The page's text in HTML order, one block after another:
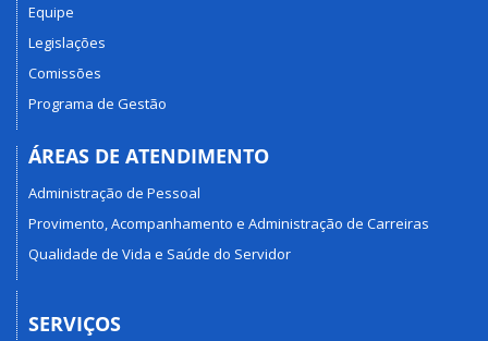
Equipe
Legislações
Comissões
Programa de Gestão
ÁREAS DE ATENDIMENTO
Administração de Pessoal
Provimento, Acompanhamento e Administração de Carreiras
Qualidade de Vida e Saúde do Servidor
SERVIÇOS